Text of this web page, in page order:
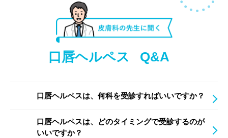
口唇ヘルペス Q&A
口唇ヘルペスは、何科を受診すればいいですか？
口唇ヘルペスは、どのタイミングで受診するのが
いいですか？